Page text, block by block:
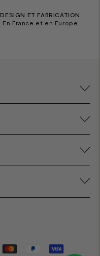
DESIGN ET FABRICATION
En France et en Europe